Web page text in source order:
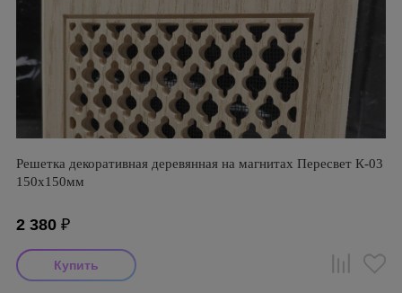
Решетка декоративная деревянная на магнитах Пересвет К-03
150х150мм
2 380 ₽